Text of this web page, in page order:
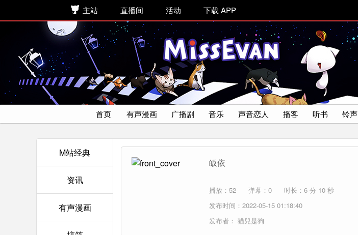
主站 直播间 活动 下载 APP
首页 有声漫画 广播剧 音乐 声音恋人 播客 听书 铃声
M站经典
资讯
有声漫画
皈依
播放：52 弹幕：0
时长：6 分 10 秒
发布时间：2022-05-15 01:18:40
发布者： 猫兒是狗